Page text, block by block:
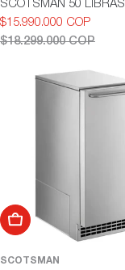
SCOTSMAN 50 LIBRAS
Precio
$15.990.000 COP
Precio
$18.299.000 COP
Añadir al carrito
SCOTSMAN